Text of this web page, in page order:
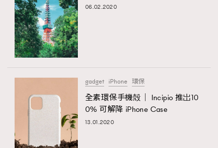
06.02.2020
gadget iPhone 環保
全素環保手機殻｜ Incipio 推岀10
0% 可解降 iPhone Case
13.01.2020